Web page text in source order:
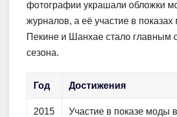
фотографии украшали обложки
журналов, а её участие в
Пекине и Шанхае стало главным
сезона.
Год Достижения
2015 Участие в показе моды